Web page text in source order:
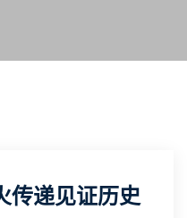
传递见证历史